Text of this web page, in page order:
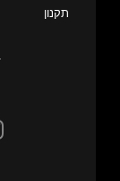
תקנון